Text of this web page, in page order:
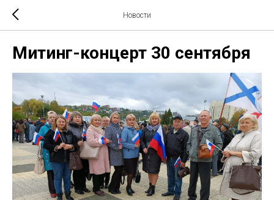
Новости
Митинг-концерт 30 сентября